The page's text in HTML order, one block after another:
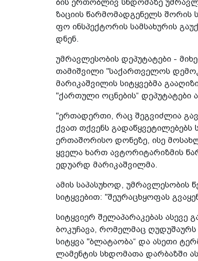
ბის ერ­თობ­ლივ სხდო­მა­ზე
ზა­ცი­ის წარ­მო­მად­გე­ნელს შო­რის
ფო ინ­სპექ­ტო­რის სამ­სა­ხუ­რის
დნენ.
უმ­რავ­ლე­სო­ბის დე­პუ­ტა­ტე­ბი -
თა­მიშ­ვი­ლი "სა­ქარ­თვე­ლოს
მა­რი­კაშ­ვი­ლის სი­ტყვებ­მა
"ქარ­თუ­ლი ოც­ნე­ბის“
"ერ­თა­დერ­თი, რაც შეგ­ვიძ­ლია
ქვათ თქვენს
ერ­თა­შო­რი­სო დო­ნე­ზე, ისე
ყვე­ლა ხართ ავ­ტო­რი­ტა­რიზ­მის
ედუ­არდ მა­რი­კაშ­ვილ­მა.
ამის სა­პა­სუ­ხოდ, უმ­რავ­ლე­სო­ბის
სი­ტყვე­ბით: "შე­უ­რა­ცხყო­ფას
სი­ტყვი­ერ შე­ლა­პა­რა­კე­ბას ასე­ვე
ბო­კუ­ჩა­ვა, რო­მელ­მაც
სი­ტყვა "ბლა­ტა­ო­ბა“ და ასე­თი
ლა­მენ­ტის სხდო­მა­თა დარ­ბაზ­ში